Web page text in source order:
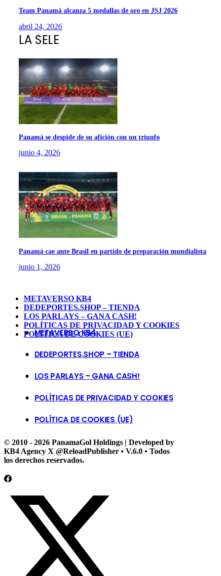
Team Panamá alcanza 5 medallas de oro en JSJ 2026
abril 24, 2026
LA SELE
Panamá se despide de su afición con un triunfo
junio 4, 2026
Panamá cae ante Brasil en partido de preparación mundialista
junio 1, 2026
METAVERSO KB4
DEDEPORTES.SHOP – TIENDA
LOS PARLAYS – GANA CASH!
POLÍTICAS DE PRIVACIDAD Y COOKIES
POLÍTICA DE COOKIES (UE)
METAVERSO KB4
DEDEPORTES.SHOP – TIENDA
LOS PARLAYS – GANA CASH!
POLÍTICAS DE PRIVACIDAD Y COOKIES
POLÍTICA DE COOKIES (UE)
© 2010 - 2026 PanamaGol Holdings | Developed by
KB4 Agency X @ReloadPublisher • V.6.0 • Todos
los derechos reservados.